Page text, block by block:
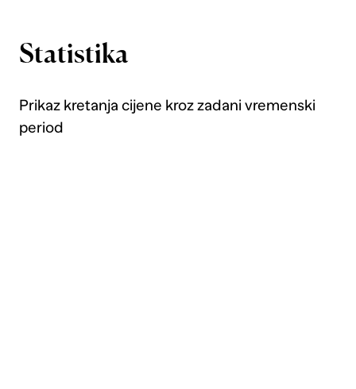
Statistika
Prikaz kretanja cijene kroz zadani vremenski
period